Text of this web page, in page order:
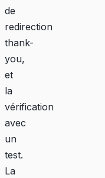
de
redirection
thank-
you,
et
la
vérification
avec
un
test.
La